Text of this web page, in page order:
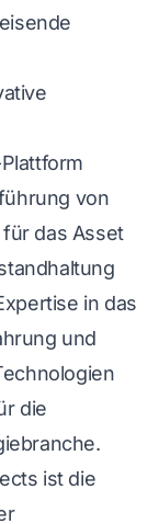
von
für das Asset
in das
und
die
ist die